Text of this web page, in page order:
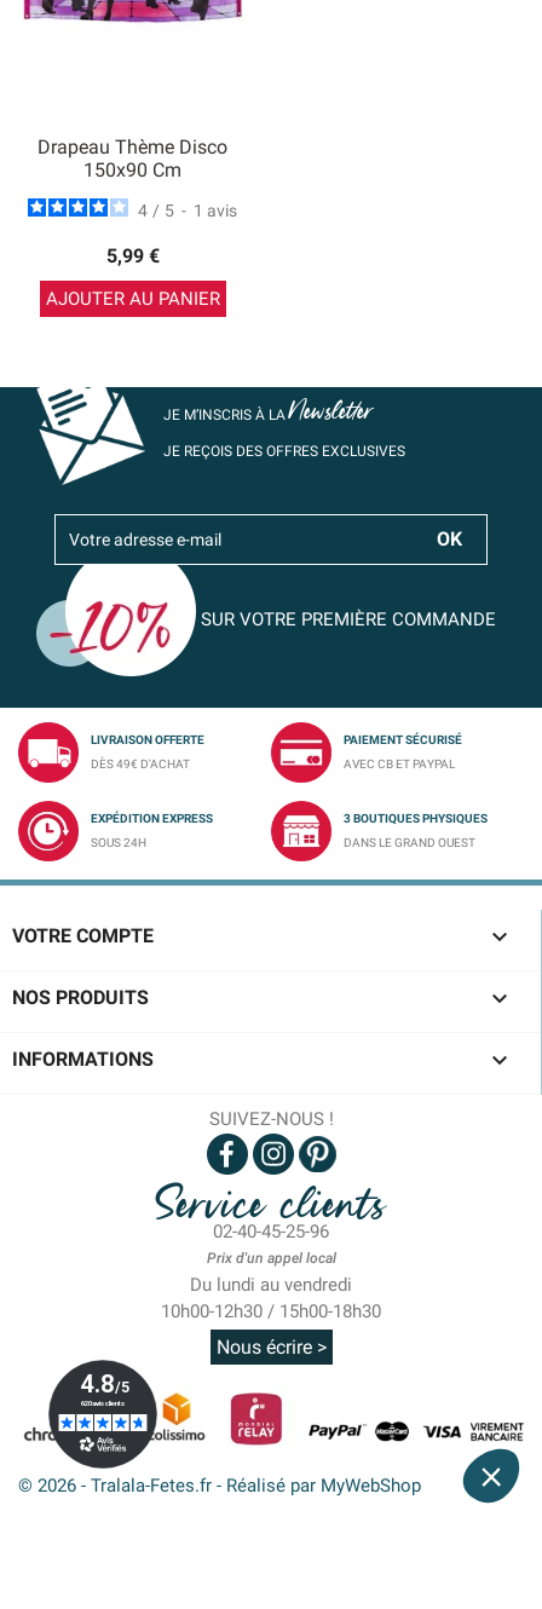
Drapeau Thème Disco
150x90 Cm
4 / 5 - 1 avis
5,99 €
AJOUTER AU PANIER
JE M’INSCRIS À LANewsletter
JE REÇOIS DES OFFRES EXCLUSIVES
SUR VOTRE PREMIÈRE COMMANDE
LIVRAISON OFFERTE
DÈS 49€ D'ACHAT
PAIEMENT SÉCURISÉ
AVEC CB ET PAYPAL
EXPÉDITION EXPRESS
SOUS 24H
3 BOUTIQUES PHYSIQUES
DANS LE GRAND OUEST
VOTRE COMPTE 
NOS PRODUITS 
INFORMATIONS 
SUIVEZ-NOUS !
Service clients
02-40-45-25-96
Prix d'un appel local
Du lundi au vendredi
10h00-12h30 / 15h00-18h30
Nous écrire >
© 2026 - Tralala-Fetes.fr - Réalisé par MyWebShop